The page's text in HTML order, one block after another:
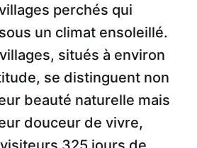
perchés qui
un climat ensoleillé.
situés à environ
se distinguent non
beauté naturelle mais
douceur de vivre,